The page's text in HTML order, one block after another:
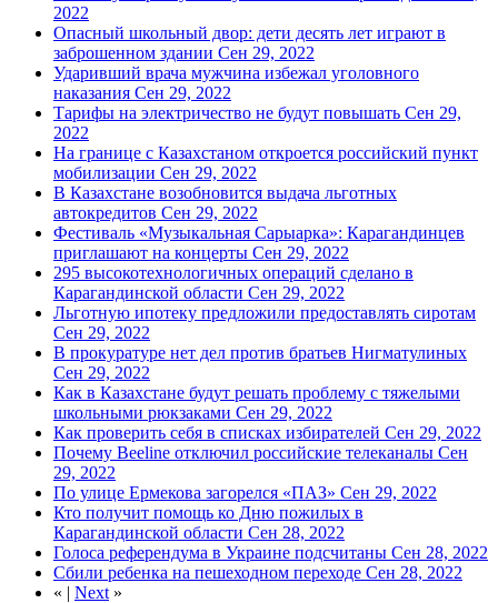
2022
Опасный школьный двор: дети десять лет играют в
заброшенном здании Сен 29, 2022
Ударивший врача мужчина избежал уголовного
наказания Сен 29, 2022
Тарифы на электричество не будут повышать Сен 29,
2022
На границе с Казахстаном откроется российский пункт
мобилизации Сен 29, 2022
В Казахстане возобновится выдача льготных
автокредитов Сен 29, 2022
Фестиваль «Музыкальная Сарыарка»: Карагандинцев
приглашают на концерты Сен 29, 2022
295 высокотехнологичных операций сделано в
Карагандинской области Сен 29, 2022
Льготную ипотеку предложили предоставлять сиротам
Сен 29, 2022
В прокуратуре нет дел против братьев Нигматулиных
Сен 29, 2022
Как в Казахстане будут решать проблему с тяжелыми
школьными рюкзаками Сен 29, 2022
Как проверить себя в списках избирателей Сен 29, 2022
Почему Beeline отключил российские телеканалы Сен
29, 2022
По улице Ермекова загорелся «ПАЗ» Сен 29, 2022
Кто получит помощь ко Дню пожилых в
Карагандинской области Сен 28, 2022
Голоса референдума в Украине подсчитаны Сен 28, 2022
Сбили ребенка на пешеходном переходе Сен 28, 2022
« | Next »